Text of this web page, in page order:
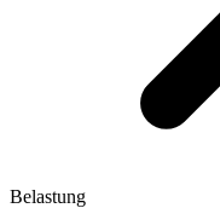
Belastung